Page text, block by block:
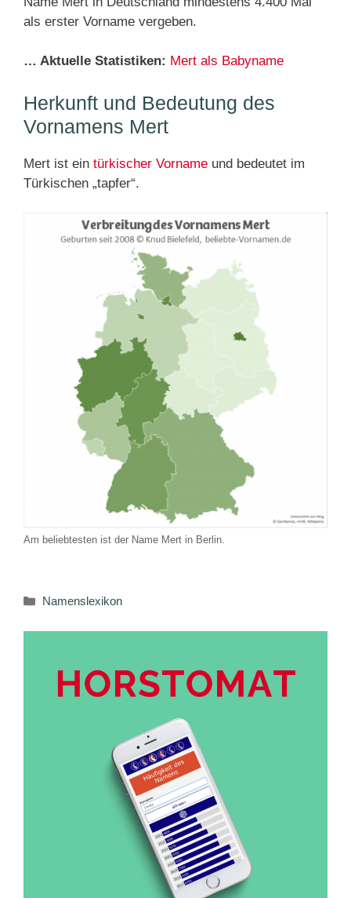
als erster Vorname vergeben.
… Aktuelle Statistiken: Mert als Babyname
Herkunft und Bedeutung des
Vornamens Mert
Mert ist ein türkischer Vorname und bedeutet im
Türkischen „tapfer“.
Am beliebtesten ist der Name Mert in Berlin.
Kategorien
Namenslexikon